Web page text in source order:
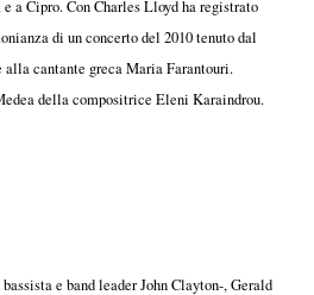
a Cipro. Con Charles Lloyd ha registrato
di un concerto del 2010 tenuto dal
alla cantante greca Maria Farantouri.
della compositrice Eleni Karaindrou.
e band leader John Clayton-, Gerald